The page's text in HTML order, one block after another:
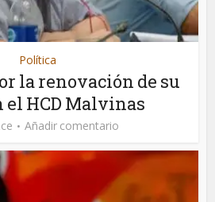
Política
la renovación de su
el HCD Malvinas
Añadir comentario